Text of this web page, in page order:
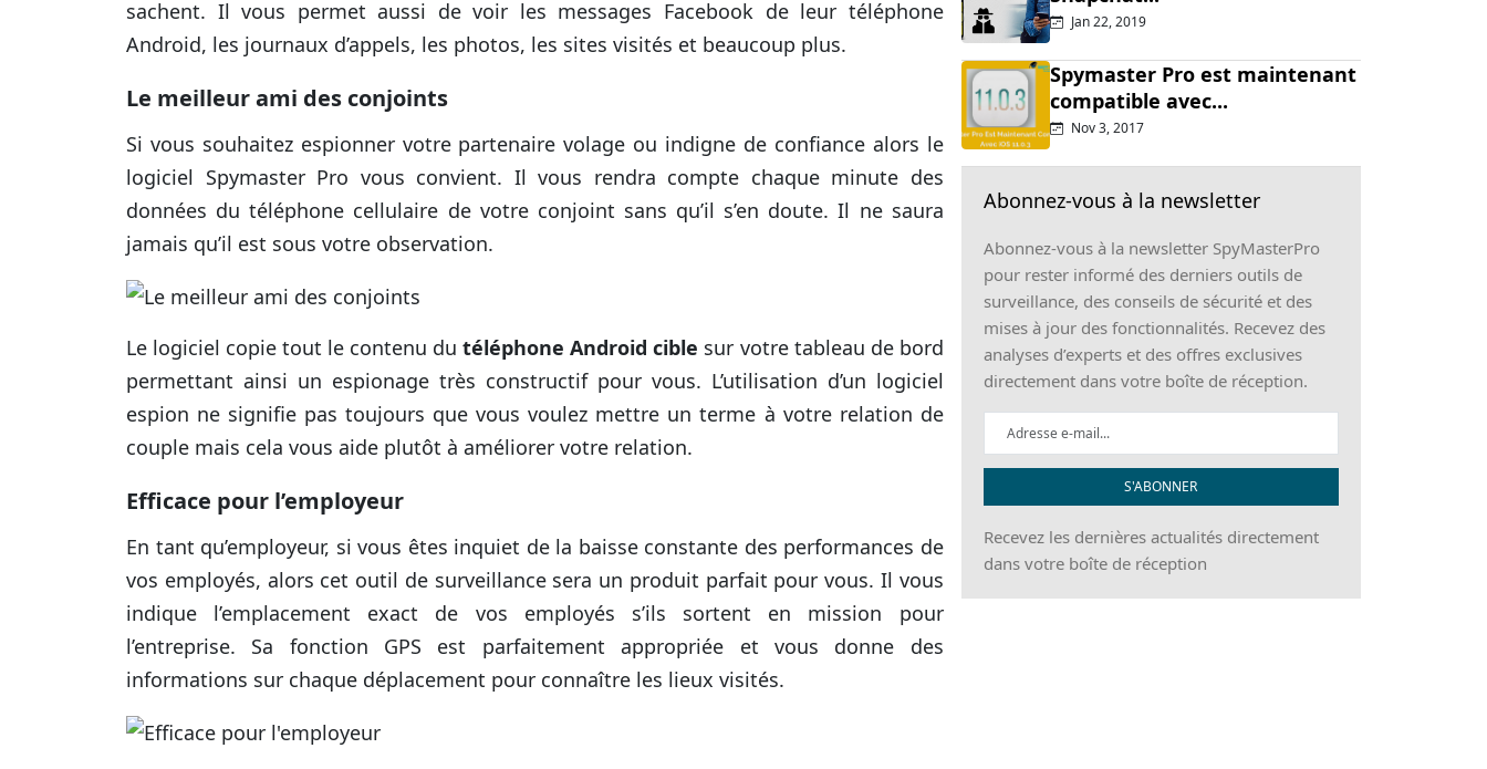
sachent. Il vous permet aussi de voir les messages Facebook de leur téléphone
Android, les journaux d’appels, les photos, les sites visités et beaucoup plus.
Le meilleur ami des conjoints
Si vous souhaitez espionner votre partenaire volage ou indigne de confiance alors le
logiciel Spymaster Pro vous convient. Il vous rendra compte chaque minute des
données du téléphone cellulaire de votre conjoint sans qu’il s’en doute. Il ne saura
jamais qu’il est sous votre observation.
Le logiciel copie tout le contenu dutéléphone Android cible sur votre tableau de bord
permettant ainsi un espionage très constructif pour vous. L’utilisation d’un logiciel
espion ne signifie pas toujours que vous voulez mettre un terme à votre relation de
couple mais cela vous aide plutôt à améliorer votre relation.
Efficace pour l’employeur
En tant qu’employeur, si vous êtes inquiet de la baisse constante des performances de
vos employés, alors cet outil de surveillance sera un produit parfait pour vous. Il vous
indique l’emplacement exact de vos employés s’ils sortent en mission pour
l’entreprise. Sa fonction GPS est parfaitement appropriée et vous donne des
informations sur chaque déplacement pour connaître les lieux visités.
Jan 22, 2019
Spymaster Pro est maintenant
compatible avec...
Nov 3, 2017
Abonnez-vous à la newsletter
Abonnez-vous à la newsletter SpyMasterPro
pour rester informé des derniers outils de
surveillance, des conseils de sécurité et des
mises à jour des fonctionnalités. Recevez des
analyses d’experts et des offres exclusives
directement dans votre boîte de réception.
S'ABONNER
Recevez les dernières actualités directement
dans votre boîte de réception